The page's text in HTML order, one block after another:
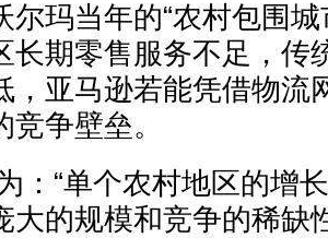
尔玛当年的“农村包围
长期零售服务不足，传
，亚马逊若能凭借物流
争壁垒。
：“单个农村地区的增
大的规模和竞争的稀缺